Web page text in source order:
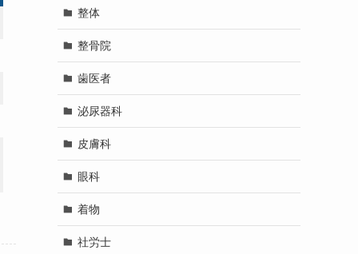
整体
整骨院
歯医者
泌尿器科
皮膚科
眼科
着物
社労士